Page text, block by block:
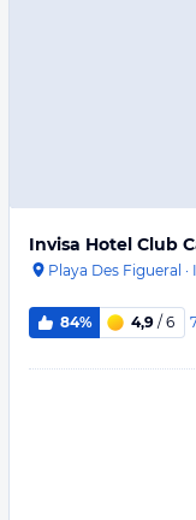
Invisa Hotel Club
Playa Des Figueral ·
84% 4,9 / 6